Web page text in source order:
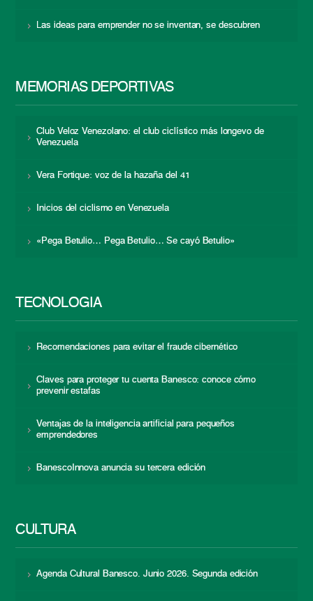
Las ideas para emprender no se inventan, se descubren
MEMORIAS DEPORTIVAS
Club Veloz Venezolano: el club ciclístico más longevo de
Venezuela
Vera Fortique: voz de la hazaña del 41
Inicios del ciclismo en Venezuela
«Pega Betulio… Pega Betulio… Se cayó Betulio»
TECNOLOGÍA
Recomendaciones para evitar el fraude cibernético
Claves para proteger tu cuenta Banesco: conoce cómo
prevenir estafas
Ventajas de la inteligencia artificial para pequeños
emprendedores
BanescoInnova anuncia su tercera edición
CULTURA
Agenda Cultural Banesco. Junio 2026. Segunda edición